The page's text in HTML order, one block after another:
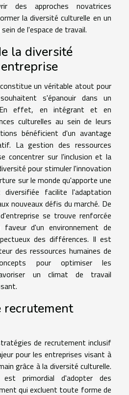
des approches novatrices
la diversité culturelle en un
de l'espace de travail.
la diversité
un véritable atout pour
s'épanouir dans un
En effet, en intégrant et en
culturelles au sein de leurs
bénéficient d'un avantage
La gestion des ressources
concentrer sur l'inclusion et la
pour stimuler l'innovation
sur le monde qu'apporte une
diversifiée facilite l'adaptation
nouveaux défis du marché. De
se trouve renforcée
d'un environnement de
des différences. Il est
des ressources humaines de
pour optimiser les
un climat de travail
recrutement
de recrutement inclusif
pour les entreprises visant à
grâce à la diversité culturelle.
primordial d'adopter des
qui excluent toute forme de